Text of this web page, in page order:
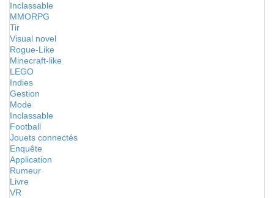
Inclassable
MMORPG
Tir
Visual novel
Rogue-Like
Minecraft-like
LEGO
Indies
Gestion
Mode
Inclassable
Football
Jouets connectés
Enquête
Application
Rumeur
Livre
VR